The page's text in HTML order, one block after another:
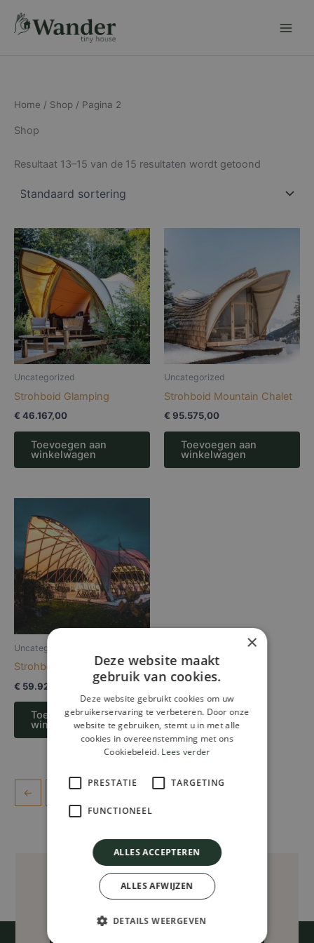
naar
Home / Shop / Pagina 2
Shop
Resultaat 13–15 van de 15 resultaten wordt getoond
Uncategorized
Strohboid Glamping
€ 46.167,00
Toevoegen aan
winkelwagen
Uncategorized
Strohboid Mountain Chalet
€ 95.575,00
Toevoegen aan
winkelwagen
Uncategorized
Strohboid Pavillion
€ 59.921,00
Toevoegen aan
winkelwagen
←
×
Deze website maakt
gebruik van cookies.
Deze website gebruikt cookies om uw
gebruikerservaring te verbeteren. Door onze
website te gebruiken, stemt u in met alle
cookies in overeenstemming met ons
Cookiebeleid. Lees verder
PRESTATIE TARGETING
FUNCTIONEEL
ALLES ACCEPTEREN
ALLES AFWIJZEN
DETAILS WEERGEVEN